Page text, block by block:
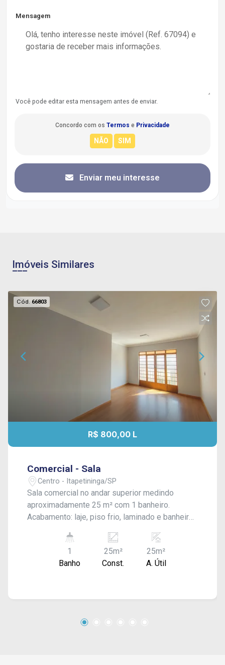
Mensagem
Você pode editar esta mensagem antes de enviar.
Concordo com os Termos e Privacidade
Enviar meu interesse
Imóveis Similares
Cód. 66803
R$ 800,00 L
Comercial - Sala
Centro - Itapetininga/SP
Sala comercial no andar superior medindo
aproximadamente 25 m² com 1 banheiro.
Acabamento: laje, piso frio, laminado e banheiro
1
Banho
25m²
Const.
25m²
A. Útil